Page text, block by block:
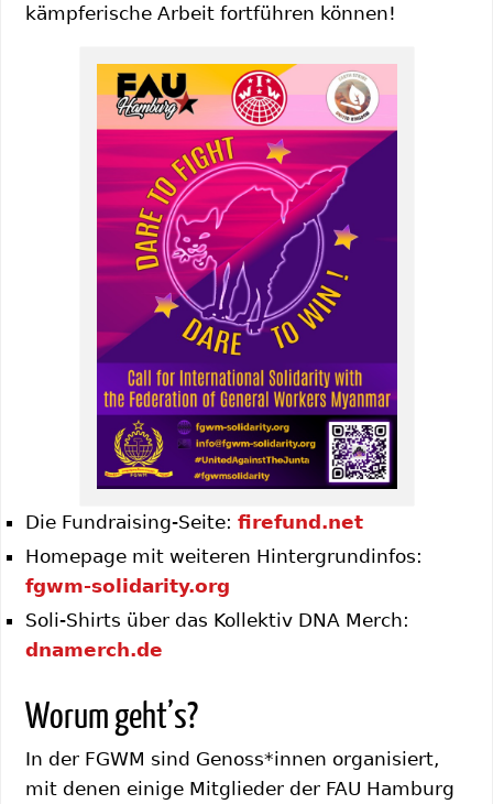
kämpferische Arbeit fortführen können!
Die Fundraising-Seite: firefund.net
Homepage mit weiteren Hintergrundinfos:
fgwm-solidarity.org
Soli-Shirts über das Kollektiv DNA Merch:
dnamerch.de
Worum geht’s?
In der FGWM sind Genoss*innen organisiert,
mit denen einige Mitglieder der FAU Hamburg